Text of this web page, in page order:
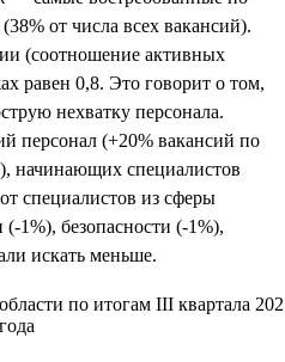
от числа всех вакансий).
(соотношение активных
равен 0,8. Это говорит о том,
нехватку персонала.
персонал (+20% вакансий по
начинающих специалистов
специалистов из сферы
1%), безопасности (-1%),
искать меньше.